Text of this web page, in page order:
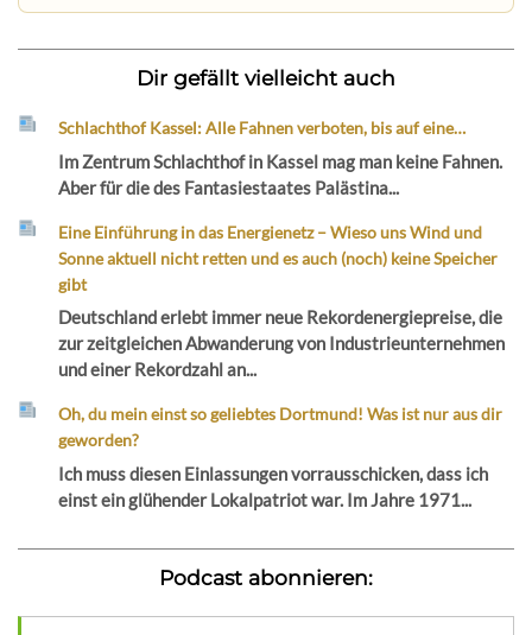
Dir gefällt vielleicht auch
Schlachthof Kassel: Alle Fahnen verboten, bis auf eine…
Im Zentrum Schlachthof in Kassel mag man keine Fahnen.
Aber für die des Fantasiestaates Palästina...
Eine Einführung in das Energienetz – Wieso uns Wind und
Sonne aktuell nicht retten und es auch (noch) keine Speicher
gibt
Deutschland erlebt immer neue Rekordenergiepreise, die
zur zeitgleichen Abwanderung von Industrieunternehmen
und einer Rekordzahl an...
Oh, du mein einst so geliebtes Dortmund! Was ist nur aus dir
geworden?
Ich muss diesen Einlassungen vorrausschicken, dass ich
einst ein glühender Lokalpatriot war. Im Jahre 1971...
Podcast abonnieren: